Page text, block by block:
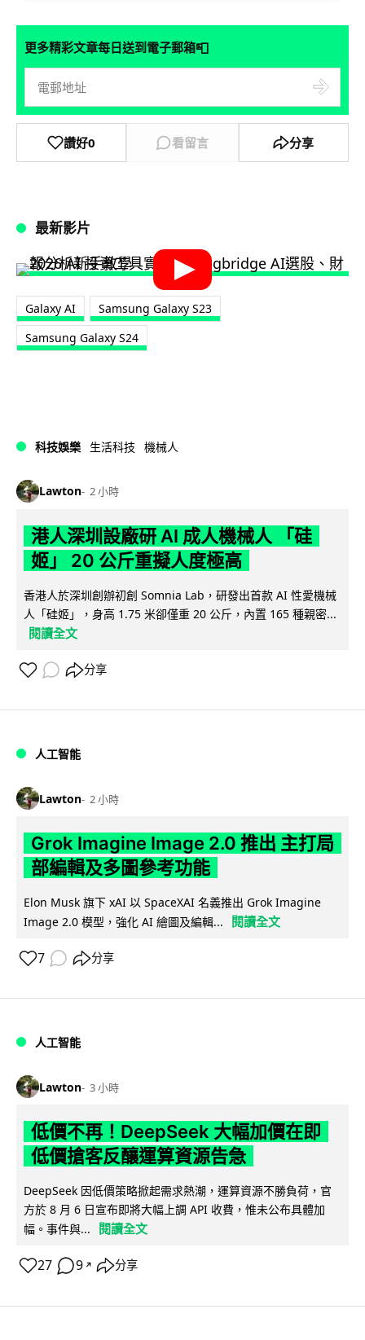
更多精彩文章每日送到電子郵箱📮
讚好0 看留言 分享
最新影片
Galaxy AI
Samsung Galaxy S23
Samsung Galaxy S24
科技娛樂 生活科技 機械人
Lawton 2 小時
港人深圳設廠研 AI 成人機械人 「硅
姬」 20 公斤重擬人度極高
香港人於深圳創辦初創 Somnia Lab，研發出首款 AI 性愛機械
人「硅姬」，身高 1.75 米卻僅重 20 公斤，內置 165 種親密...
閱讀全文
分享
人工智能
Lawton 2 小時
Grok Imagine Image 2.0 推出 主打局
部編輯及多圖參考功能
Elon Musk 旗下 xAI 以 SpaceXAI 名義推出 Grok Imagine
Image 2.0 模型，強化 AI 繪圖及編輯...
閱讀全文
7 分享
人工智能
Lawton 3 小時
低價不再！DeepSeek 大幅加價在即
低價搶客反釀運算資源告急
DeepSeek 因低價策略掀起需求熱潮，運算資源不勝負荷，官
方於 8 月 6 日宣布即將大幅上調 API 收費，惟未公布具體加
幅。事件與...
閱讀全文
27 9 ↗ 分享